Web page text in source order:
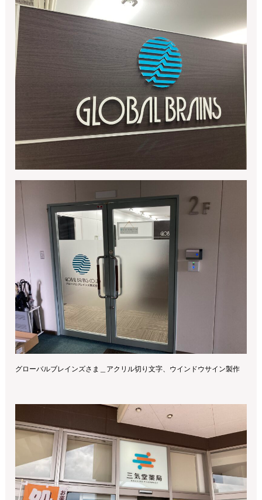
グローバルブレインズさま＿アクリル切り文字、ウインドウサイン製作